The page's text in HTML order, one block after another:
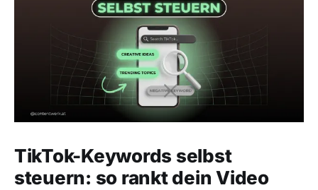
TikTok-Keywords selbst
steuern: so rankt dein Video